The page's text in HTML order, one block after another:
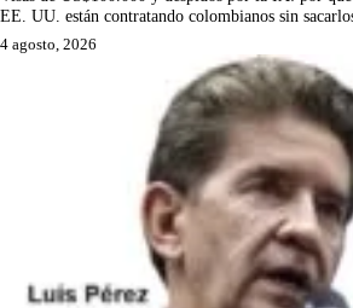
EE. UU. están contratando colombianos sin
4 agosto, 2026